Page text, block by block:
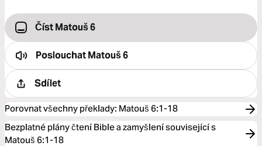
Číst Matouš 6
PoslouchatMatouš 6
Sdílet
Porovnat všechny překlady: Matouš 6:1-18
Bezplatné plány čtení Bible a zamyšlení související s
Matouš 6:1-18